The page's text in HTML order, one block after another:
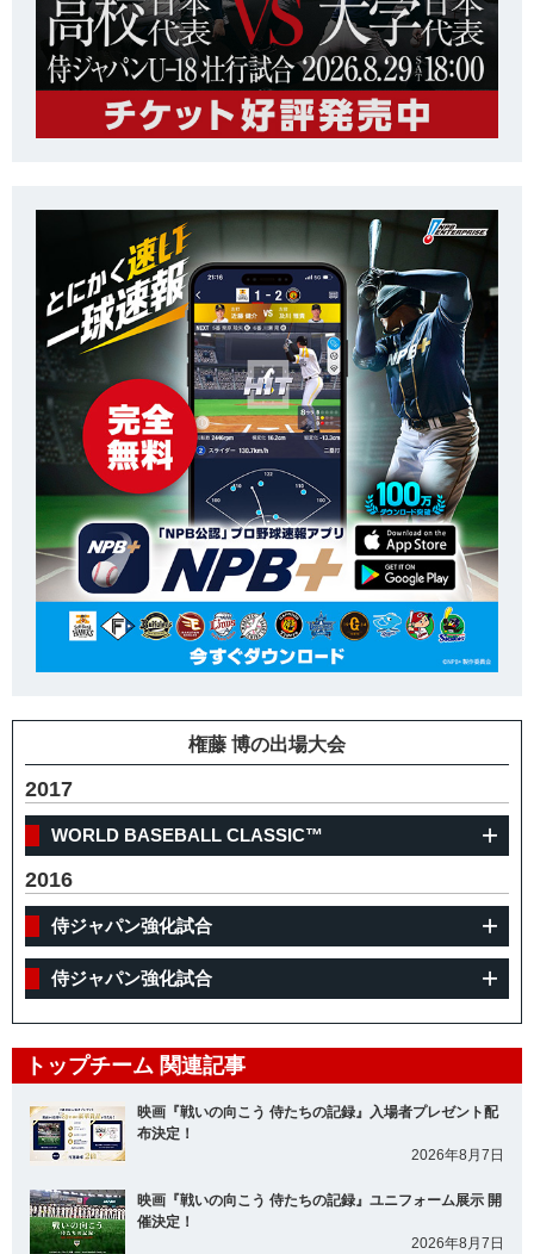
権藤 博の出場大会
2017
WORLD BASEBALL CLASSIC™
2016
侍ジャパン強化試合
侍ジャパン強化試合
トップチーム 関連記事
映画『戦いの向こう 侍たちの記録』入場者プレゼント配
布決定！
2026年8月7日
映画『戦いの向こう 侍たちの記録』ユニフォーム展示 開
催決定！
2026年8月7日